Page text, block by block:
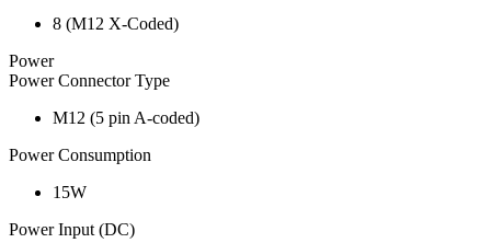
8 (M12 X-Coded)
Power
Power Connector Type
M12 (5 pin A-coded)
Power Consumption
15W
Power Input (DC)